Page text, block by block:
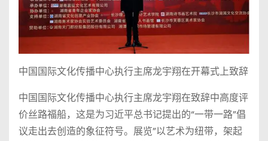
中国国际文化传播中心执行主席龙宇翔在开幕式上致辞
中国国际文化传播中心执行主席龙宇翔在致辞中高度评
价丝路福船，这是为习近平总书记提出的“一带一路”倡
议走出去创造的象征符号。展览”以艺术为纽带，架起